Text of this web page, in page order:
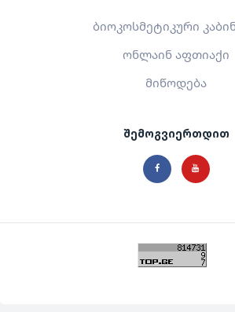
ბიოკოსმეტიკური
ონლაინ აფთიაქი
მიწოდება
შემოგვიერთდით